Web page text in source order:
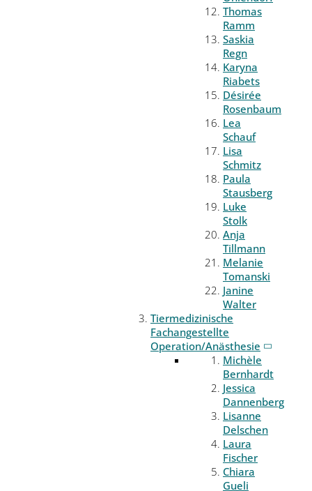
Thomas
Ramm
Saskia
Regn
Karyna
Riabets
Désirée
Rosenbaum
Lea
Schauf
Lisa
Schmitz
Paula
Stausberg
Luke
Stolk
Anja
Tillmann
Melanie
Tomanski
Janine
Walter
Tiermedizinische
Fachangestellte
Operation/Anästhesie
Michèle
Bernhardt
Jessica
Dannenberg
Lisanne
Delschen
Laura
Fischer
Chiara
Gueli